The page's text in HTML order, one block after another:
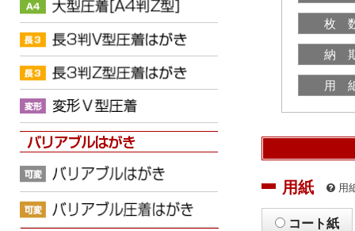
枚
納
用
用紙 用
コート紙